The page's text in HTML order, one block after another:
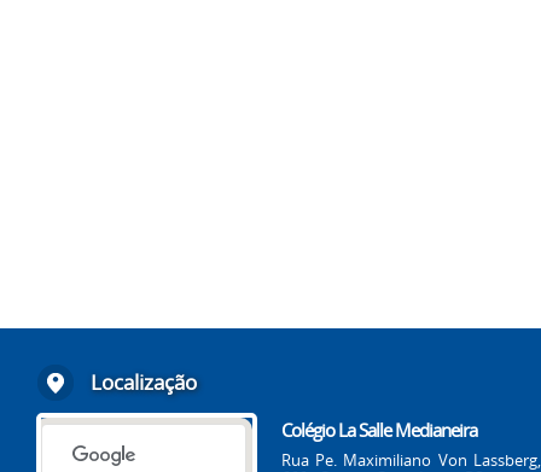
Localização
Colégio La Salle Medianeira
Rua Pe. Maximiliano Von Lassberg,